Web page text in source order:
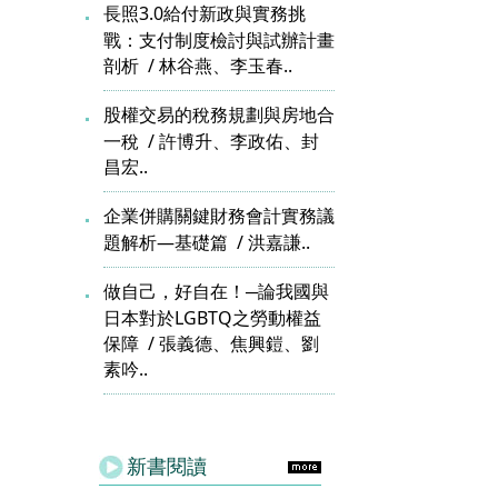
長照3.0給付新政與實務挑
戰：支付制度檢討與試辦計畫
剖析
林谷燕、李玉春..
股權交易的稅務規劃與房地合
一稅
許博升、李政佑、封
昌宏..
企業併購關鍵財務會計實務議
題解析—基礎篇
洪嘉謙..
做自己，好自在！─論我國與
日本對於LGBTQ之勞動權益
保障
張義德、焦興鎧、劉
素吟..
新書閱讀